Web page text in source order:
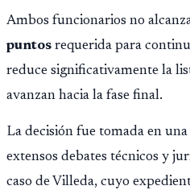
Ambos funcionarios no
puntos requerida para
reduce significativamente la
avanzan hacia la fase final.
La decisión fue tomada en
extensos debates técnicos y
caso de Villeda, cuyo